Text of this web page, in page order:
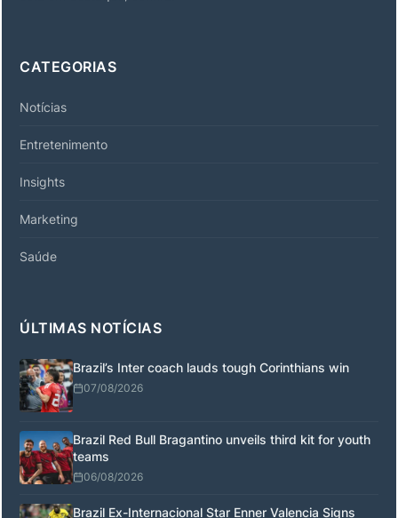
CATEGORIAS
Notícias
Entretenimento
Insights
Marketing
Saúde
ÚLTIMAS NOTÍCIAS
Brazil’s Inter coach lauds tough Corinthians win
07/08/2026
Brazil Red Bull Bragantino unveils third kit for youth
teams
06/08/2026
Brazil Ex-Internacional Star Enner Valencia Signs